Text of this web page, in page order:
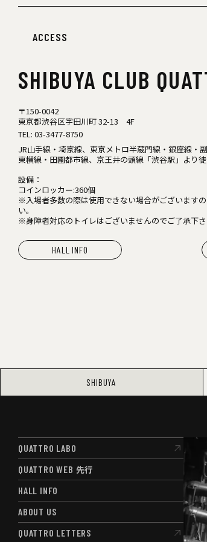
ACCESS
SHIBUYA CLUB
〒150-0042
東京都渋谷区宇田川町 32-13 4F
TEL: 03-3477-8750
JR山手線・埼京線、東京メトロ半蔵門線・銀座線・
東横線・田園都市線、京王井の頭線「渋谷駅」より
設備：
コインロッカー:360個
※入場者多数の際は使用できない場合がございます
い。
※身障者対応のトイレはございませんのでご了承下さ
HALL INFO
SHIBUYA
QUATTRO LABO
QUATTRO LABO
QUATTRO WEB 先行
QUATTRO WEB先行
HALL INFO
HALL INFO
ABOUT US
ABOUT US
QUATTRO LETTERS